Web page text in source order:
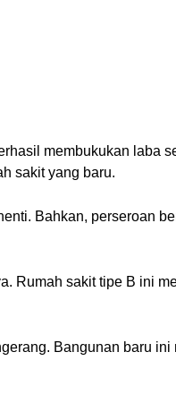
membukukan laba
sakit yang baru.
Bahkan, perseroan
Rumah sakit tipe B ini
Bangunan baru ini